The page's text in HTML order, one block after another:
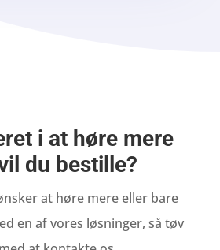
i at høre mere
du bestille?
at høre mere eller bare
en af vores løsninger, så tøv